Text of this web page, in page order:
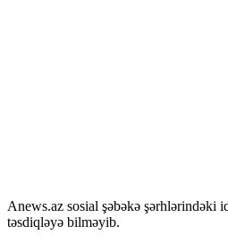
Anews.az sosial şəbəkə şərhlərindəki
təsdiqləyə bilməyib.